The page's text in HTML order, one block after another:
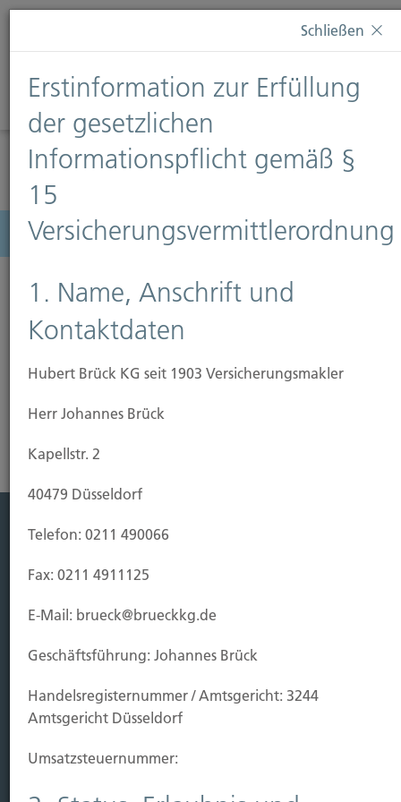
Diese Webseite verwendet Cookies. Wenn Sie weiterhin
Informationen finden Sie auf unserer SeiteDatenschutz
Diese Nachricht nicht erneut anzeigen
Menü
Leben
Vorsorgen
Kauf Grundstück
Baubeginn
Schaden
Schließen
Erstinformation zur Erfüllung
der gesetzlichen
Informationspflicht gemäß §
15
Versicherungsvermittlerordnung
1. Name, Anschrift und
Kontaktdaten
Hubert Brück KG seit 1903 Versicherungsmakler
Herr Johannes Brück
Kapellstr. 2
40479 Düsseldorf
Telefon: 0211 490066
Fax: 0211 4911125
E-Mail: brueck@brueckkg.de
Geschäftsführung: Johannes Brück
Handels­registernummer / Amtsgericht: 3244
Amtsgericht Düsseldorf
Umsatzsteuer­nummer: